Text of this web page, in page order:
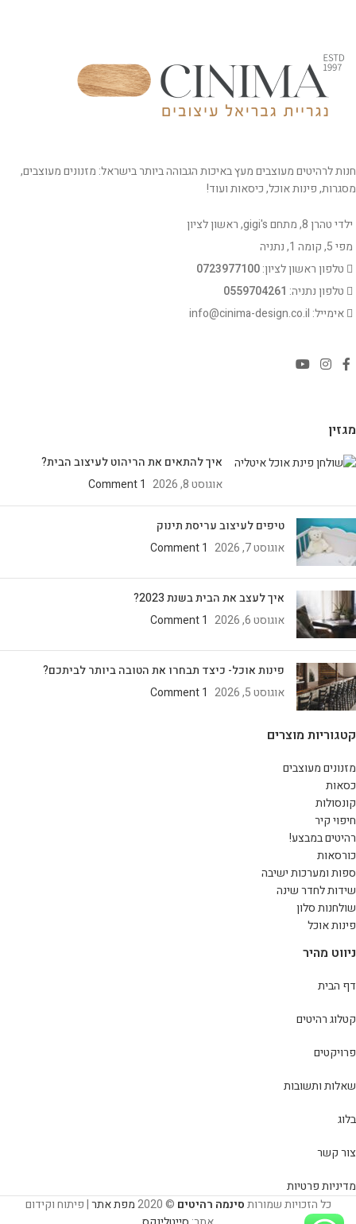
חנות לרהיטים מעוצבים מעץ באיכות הגבוהה ביותר בישראל: מזנונים מעוצבים,
מסגרות, פינות אוכל, כיסאות ועוד!
ילדי טהרן 8, מתחם gigi's, ראשון לציון
מפי 5, קומה 1, נתניה
טלפון ראשון לציון:0723977100
טלפון נתניה: 0559704261
אימייל: info@cinima-design.co.il
מגזין
איך להתאים את הריהוט לעיצוב הבית?
אוגוסט 8, 2026
1 Comment
טיפים לעיצוב עריסת תינוק
אוגוסט 7, 2026
1 Comment
איך לעצב את הבית בשנת 2023?
אוגוסט 6, 2026
1 Comment
פינות אוכל- כיצד תבחרו את הטובה ביותר לביתכם?
אוגוסט 5, 2026
1 Comment
קטגוריות מוצרים
מזנונים מעוצבים
כסאות
קונסולות
חיפוי קיר
רהיטים במבצע!
כורסאות
ספות ומערכות ישיבה
שידות לחדר שינה
שולחנות סלון
פינות אוכל
ניווט מהיר
דף הבית
קטלוג רהיטים
פרויקטים
שאלות ותשובות
בלוג
צור קשר
מדיניות פרטיות
כל הזכויות שמורותסינמה רהיטים © 2020 מפת אתר| פיתוח וקידום